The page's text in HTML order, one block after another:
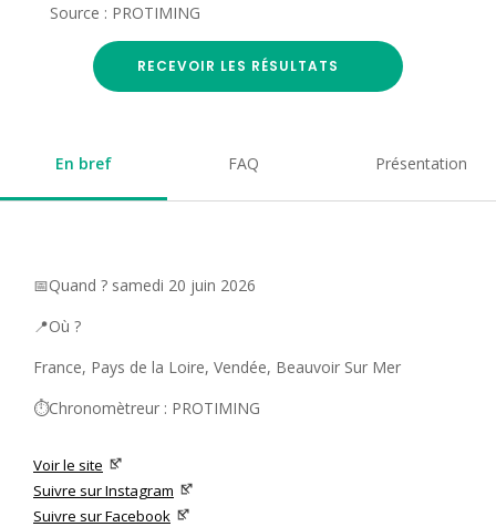
Source : PROTIMING
RECEVOIR LES RÉSULTATS
En bref FAQ Présentation
📅Quand ? samedi 20 juin 2026
📍Où ?
France, Pays de la Loire, Vendée, Beauvoir Sur Mer
⏱️Chronomètreur : PROTIMING
Voir le site
Suivre sur Instagram
Suivre sur Facebook